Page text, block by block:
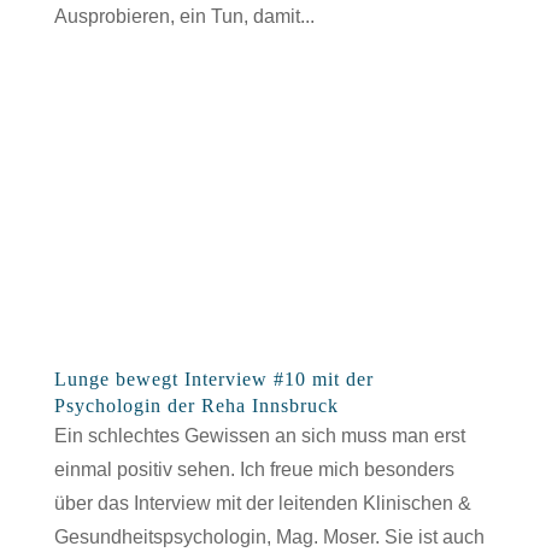
Ausprobieren, ein Tun, damit...
Lunge bewegt Interview #10 mit der
Psychologin der Reha Innsbruck
Ein schlechtes Gewissen an sich muss man erst
einmal positiv sehen. Ich freue mich besonders
über das Interview mit der leitenden Klinischen &
Gesundheitspsychologin, Mag. Moser. Sie ist auch